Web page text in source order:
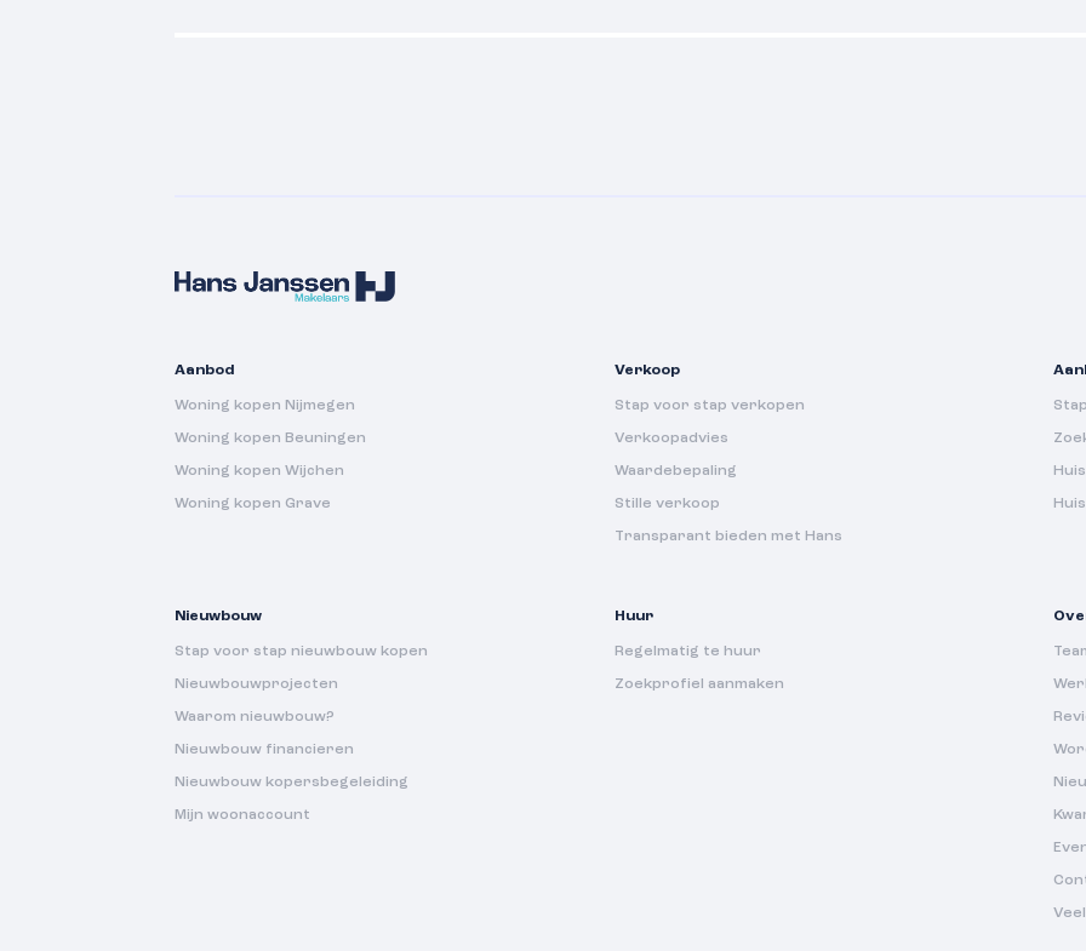
Aanbod
Woning kopen Nijmegen
Woning kopen Beuningen
Woning kopen Wijchen
Woning kopen Grave
Verkoop
Stap voor stap verkopen
Verkoopadvies
Waardebepaling
Stille verkoop
Transparant bieden met Hans
Nieuwbouw
Stap voor stap nieuwbouw kopen
Nieuwbouwprojecten
Waarom nieuwbouw?
Nieuwbouw financieren
Nieuwbouw kopersbegeleiding
Mijn woonaccount
Huur
Regelmatig te huur
Zoekprofiel aanmaken